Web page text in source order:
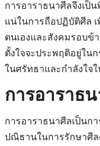
การอาราธนาศีลจึงเป็
แน่ในการถือปฏิบัติศีล
ตนเองและสังคมรอบข้
ตั้งใจจะประพฤติอยู่ใน
ในศรัทธาและกำลังใจ
การอาราธ
การอาราธนาศีลเป็นก
ปณิธานในการรักษาศีล